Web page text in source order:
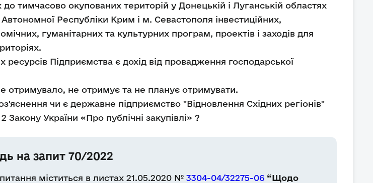
тимчасово окупованих територій у Донецькій і Луганській областях
Республіки Крим і м. Севастополя інвестиційних,
гуманітарних та культурних програм, проектів і заходів для
Підприємства є дохід від провадження господарської
отримувало, не отримує та не планує отримувати.
чи є державне підприємство "Відновлення Східних регіонів"
Закону України «Про публічні закупівлі» ?
на запит 70/2022
міститься в листах 21.05.2020 № 3304-04/32275-06 “Щодо